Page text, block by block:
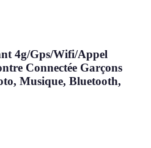
4g/Gps/Wifi/Appel
Connectée Garçons
Musique, Bluetooth,